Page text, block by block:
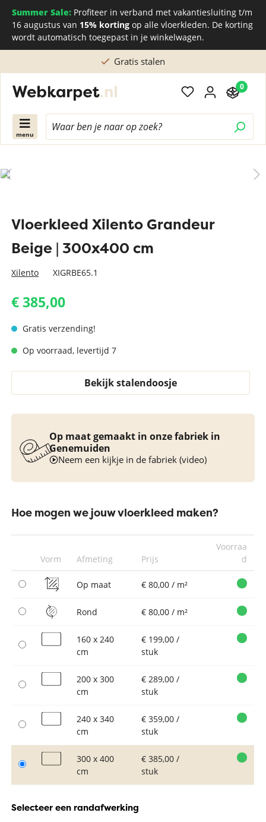
Summer Sale: Profiteer in verband met vakantiesluiting t/m
16 augustus van 15% korting op alle vloerkleden. De korting
wordt automatisch toegepast in je winkelwagen.
Gratis stalen
menu
0
Vloerkleed Xilento Grandeur
Beige | 300x400 cm
Xilento XIGRBE65.1
€ 385,00
Gratis verzending!
Op voorraad, levertijd 7
Bekijk stalendoosje
Op maat gemaakt in onze fabriek in
Genemuiden
Neem een kijkje in de fabriek (video)
Hoe mogen we jouw vloerkleed maken?
Vorm Afmeting Prijs
Voorraa
d
Op maat € 80,00 / m²
Rond € 80,00 / m²
160 x 240
cm
€ 199,00 /
stuk
200 x 300
cm
€ 289,00 /
stuk
240 x 340
cm
€ 359,00 /
stuk
300 x 400
cm
€ 385,00 /
stuk
Selecteer een randafwerking